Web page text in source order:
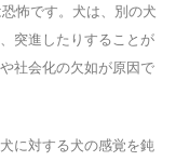
怖です。犬は、別の犬
突進したりすることが
社会化の欠如が原因で
に対する犬の感覚を鈍